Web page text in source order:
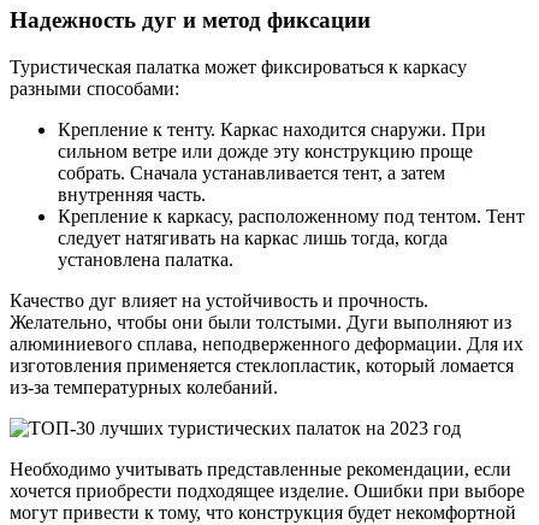
Надежность дуг и метод фиксации
Туристическая палатка может фиксироваться к каркасу
разными способами:
Крепление к тенту. Каркас находится снаружи. При
сильном ветре или дожде эту конструкцию проще
собрать. Сначала устанавливается тент, а затем
внутренняя часть.
Крепление к каркасу, расположенному под тентом. Тент
следует натягивать на каркас лишь тогда, когда
установлена палатка.
Качество дуг влияет на устойчивость и прочность.
Желательно, чтобы они были толстыми. Дуги выполняют из
алюминиевого сплава, неподверженного деформации. Для их
изготовления применяется стеклопластик, который ломается
из-за температурных колебаний.
Необходимо учитывать представленные рекомендации, если
хочется приобрести подходящее изделие. Ошибки при выборе
могут привести к тому, что конструкция будет некомфортной